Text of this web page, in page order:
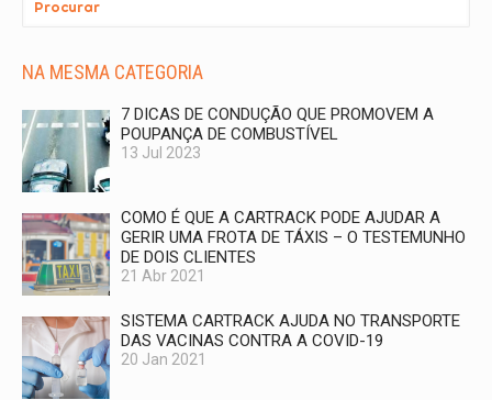
NA MESMA CATEGORIA
7 DICAS DE CONDUÇÃO QUE PROMOVEM A
POUPANÇA DE COMBUSTÍVEL
13 Jul 2023
COMO É QUE A CARTRACK PODE AJUDAR A
GERIR UMA FROTA DE TÁXIS – O TESTEMUNHO
DE DOIS CLIENTES
21 Abr 2021
SISTEMA CARTRACK AJUDA NO TRANSPORTE
DAS VACINAS CONTRA A COVID-19
20 Jan 2021